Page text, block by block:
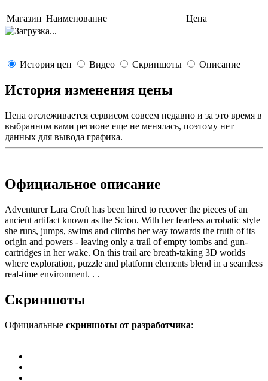
Магазин Наименование Цена
История цен Видео Скриншоты Описание
История изменения цены
Цена отслеживается сервисом совсем недавно и за это время в
выбранном вами регионе еще не менялась, поэтому нет
данных для вывода графика.
Официальное описание
Adventurer Lara Croft has been hired to recover the pieces of an
ancient artifact known as the Scion. With her fearless acrobatic style
she runs, jumps, swims and climbs her way towards the truth of its
origin and powers - leaving only a trail of empty tombs and gun-
cartridges in her wake. On this trail are breath-taking 3D worlds
where exploration, puzzle and platform elements blend in a seamless
real-time environment. . .
Скриншоты
Официальные скриншоты от разработчика: